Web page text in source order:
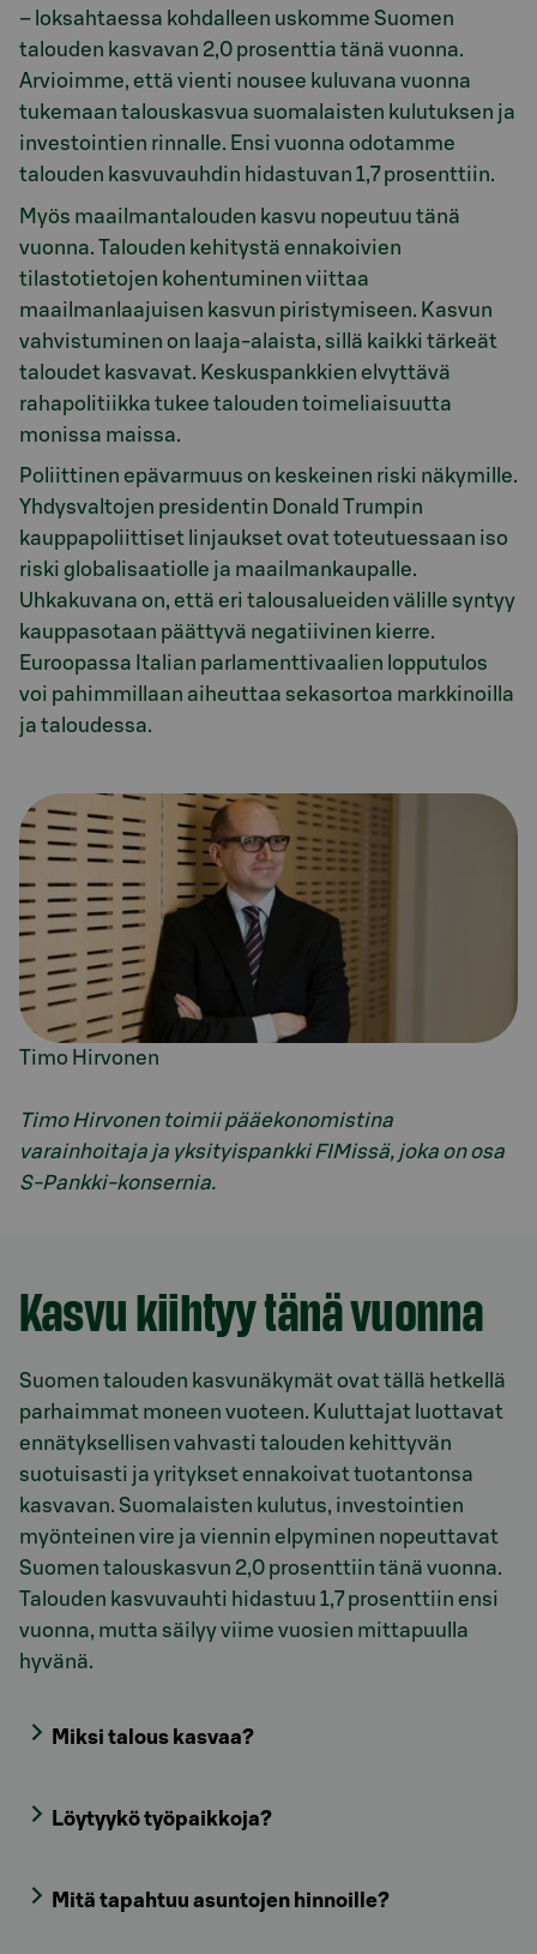
– loksahtaessa kohdalleen uskomme Suomen
talouden kasvavan 2,0 prosenttia tänä vuonna.
Arvioimme, että vienti nousee kuluvana vuonna
tukemaan talouskasvua suomalaisten kulutuksen ja
investointien rinnalle. Ensi vuonna odotamme
talouden kasvuvauhdin hidastuvan 1,7 prosenttiin.
Myös maailmantalouden kasvu nopeutuu tänä
vuonna. Talouden kehitystä ennakoivien
tilastotietojen kohentuminen viittaa
maailmanlaajuisen kasvun piristymiseen. Kasvun
vahvistuminen on laaja-alaista, sillä kaikki tärkeät
taloudet kasvavat. Keskuspankkien elvyttävä
rahapolitiikka tukee talouden toimeliaisuutta
monissa maissa.
Poliittinen epävarmuus on keskeinen riski näkymille.
Yhdysvaltojen presidentin Donald Trumpin
kauppapoliittiset linjaukset ovat toteutuessaan iso
riski globalisaatiolle ja maailmankaupalle.
Uhkakuvana on, että eri talousalueiden välille syntyy
kauppasotaan päättyvä negatiivinen kierre.
Euroopassa Italian parlamenttivaalien lopputulos
voi pahimmillaan aiheuttaa sekasortoa markkinoilla
ja taloudessa.
Timo Hirvonen
Timo Hirvonen toimii pääekonomistina
varainhoitaja ja yksityispankki FIMissä, joka on osa
S-Pankki-konsernia.
Kasvu kiihtyy tänä vuonna
Suomen talouden kasvunäkymät ovat tällä hetkellä
parhaimmat moneen vuoteen. Kuluttajat luottavat
ennätyksellisen vahvasti talouden kehittyvän
suotuisasti ja yritykset ennakoivat tuotantonsa
kasvavan. Suomalaisten kulutus, investointien
myönteinen vire ja viennin elpyminen nopeuttavat
Suomen talouskasvun 2,0 prosenttiin tänä vuonna.
Talouden kasvuvauhti hidastuu 1,7 prosenttiin ensi
vuonna, mutta säilyy viime vuosien mittapuulla
hyvänä.
Miksi talous kasvaa?
Löytyykö työpaikkoja?
Mitä tapahtuu asuntojen hinnoille?